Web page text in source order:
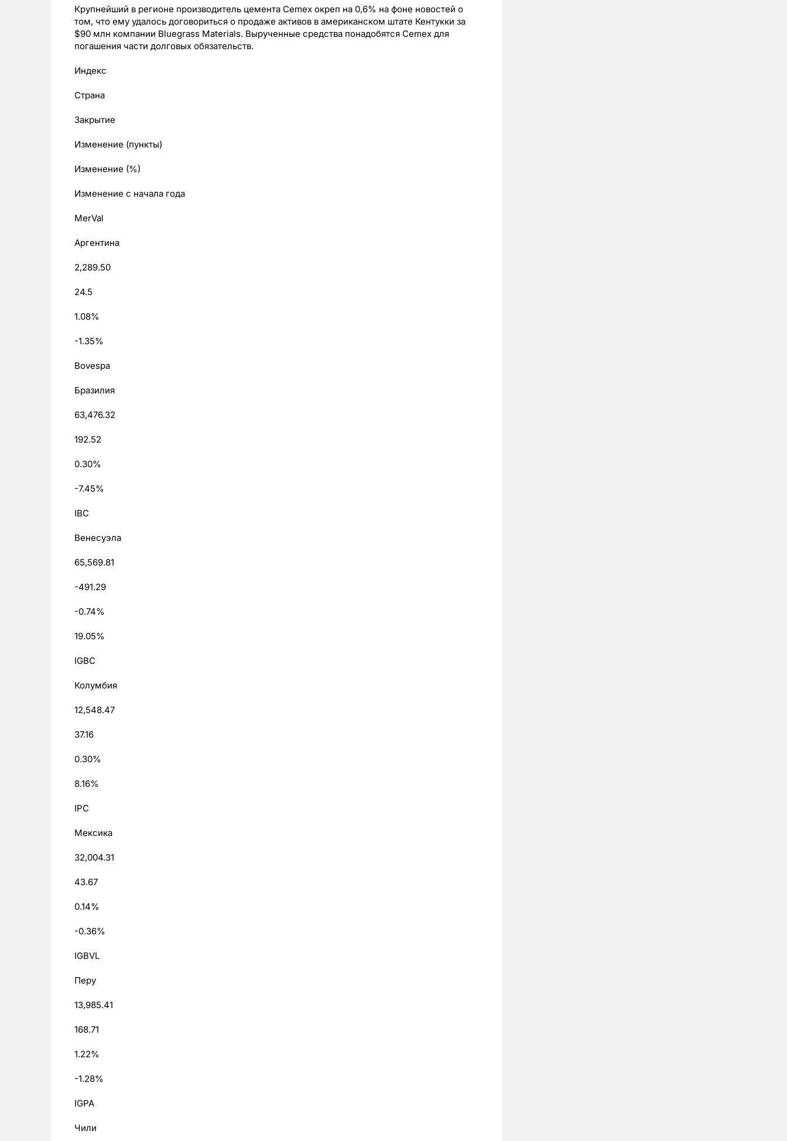
Крупнейший в регионе производитель цемента Cemex окреп на 0,6% на фоне новостей о
том, что ему удалось договориться о продаже активов в американском штате Кентукки за
$90 млн компании Bluegrass Materials. Вырученные средства понадобятся Cemex для
погашения части долговых обязательств.
Индекс
Страна
Закрытие
Изменение (пункты)
Изменение (%)
Изменение с начала года
MerVal
Аргентина
2,289.50
24.5
1.08%
-1.35%
Bovespa
Бразилия
63,476.32
192.52
0.30%
-7.45%
IBC
Венесуэла
65,569.81
-491.29
-0.74%
19.05%
IGBC
Колумбия
12,548.47
37.16
0.30%
8.16%
IPC
Мексика
32,004.31
43.67
0.14%
-0.36%
IGBVL
Перу
13,985.41
168.71
1.22%
-1.28%
IGPA
Чили